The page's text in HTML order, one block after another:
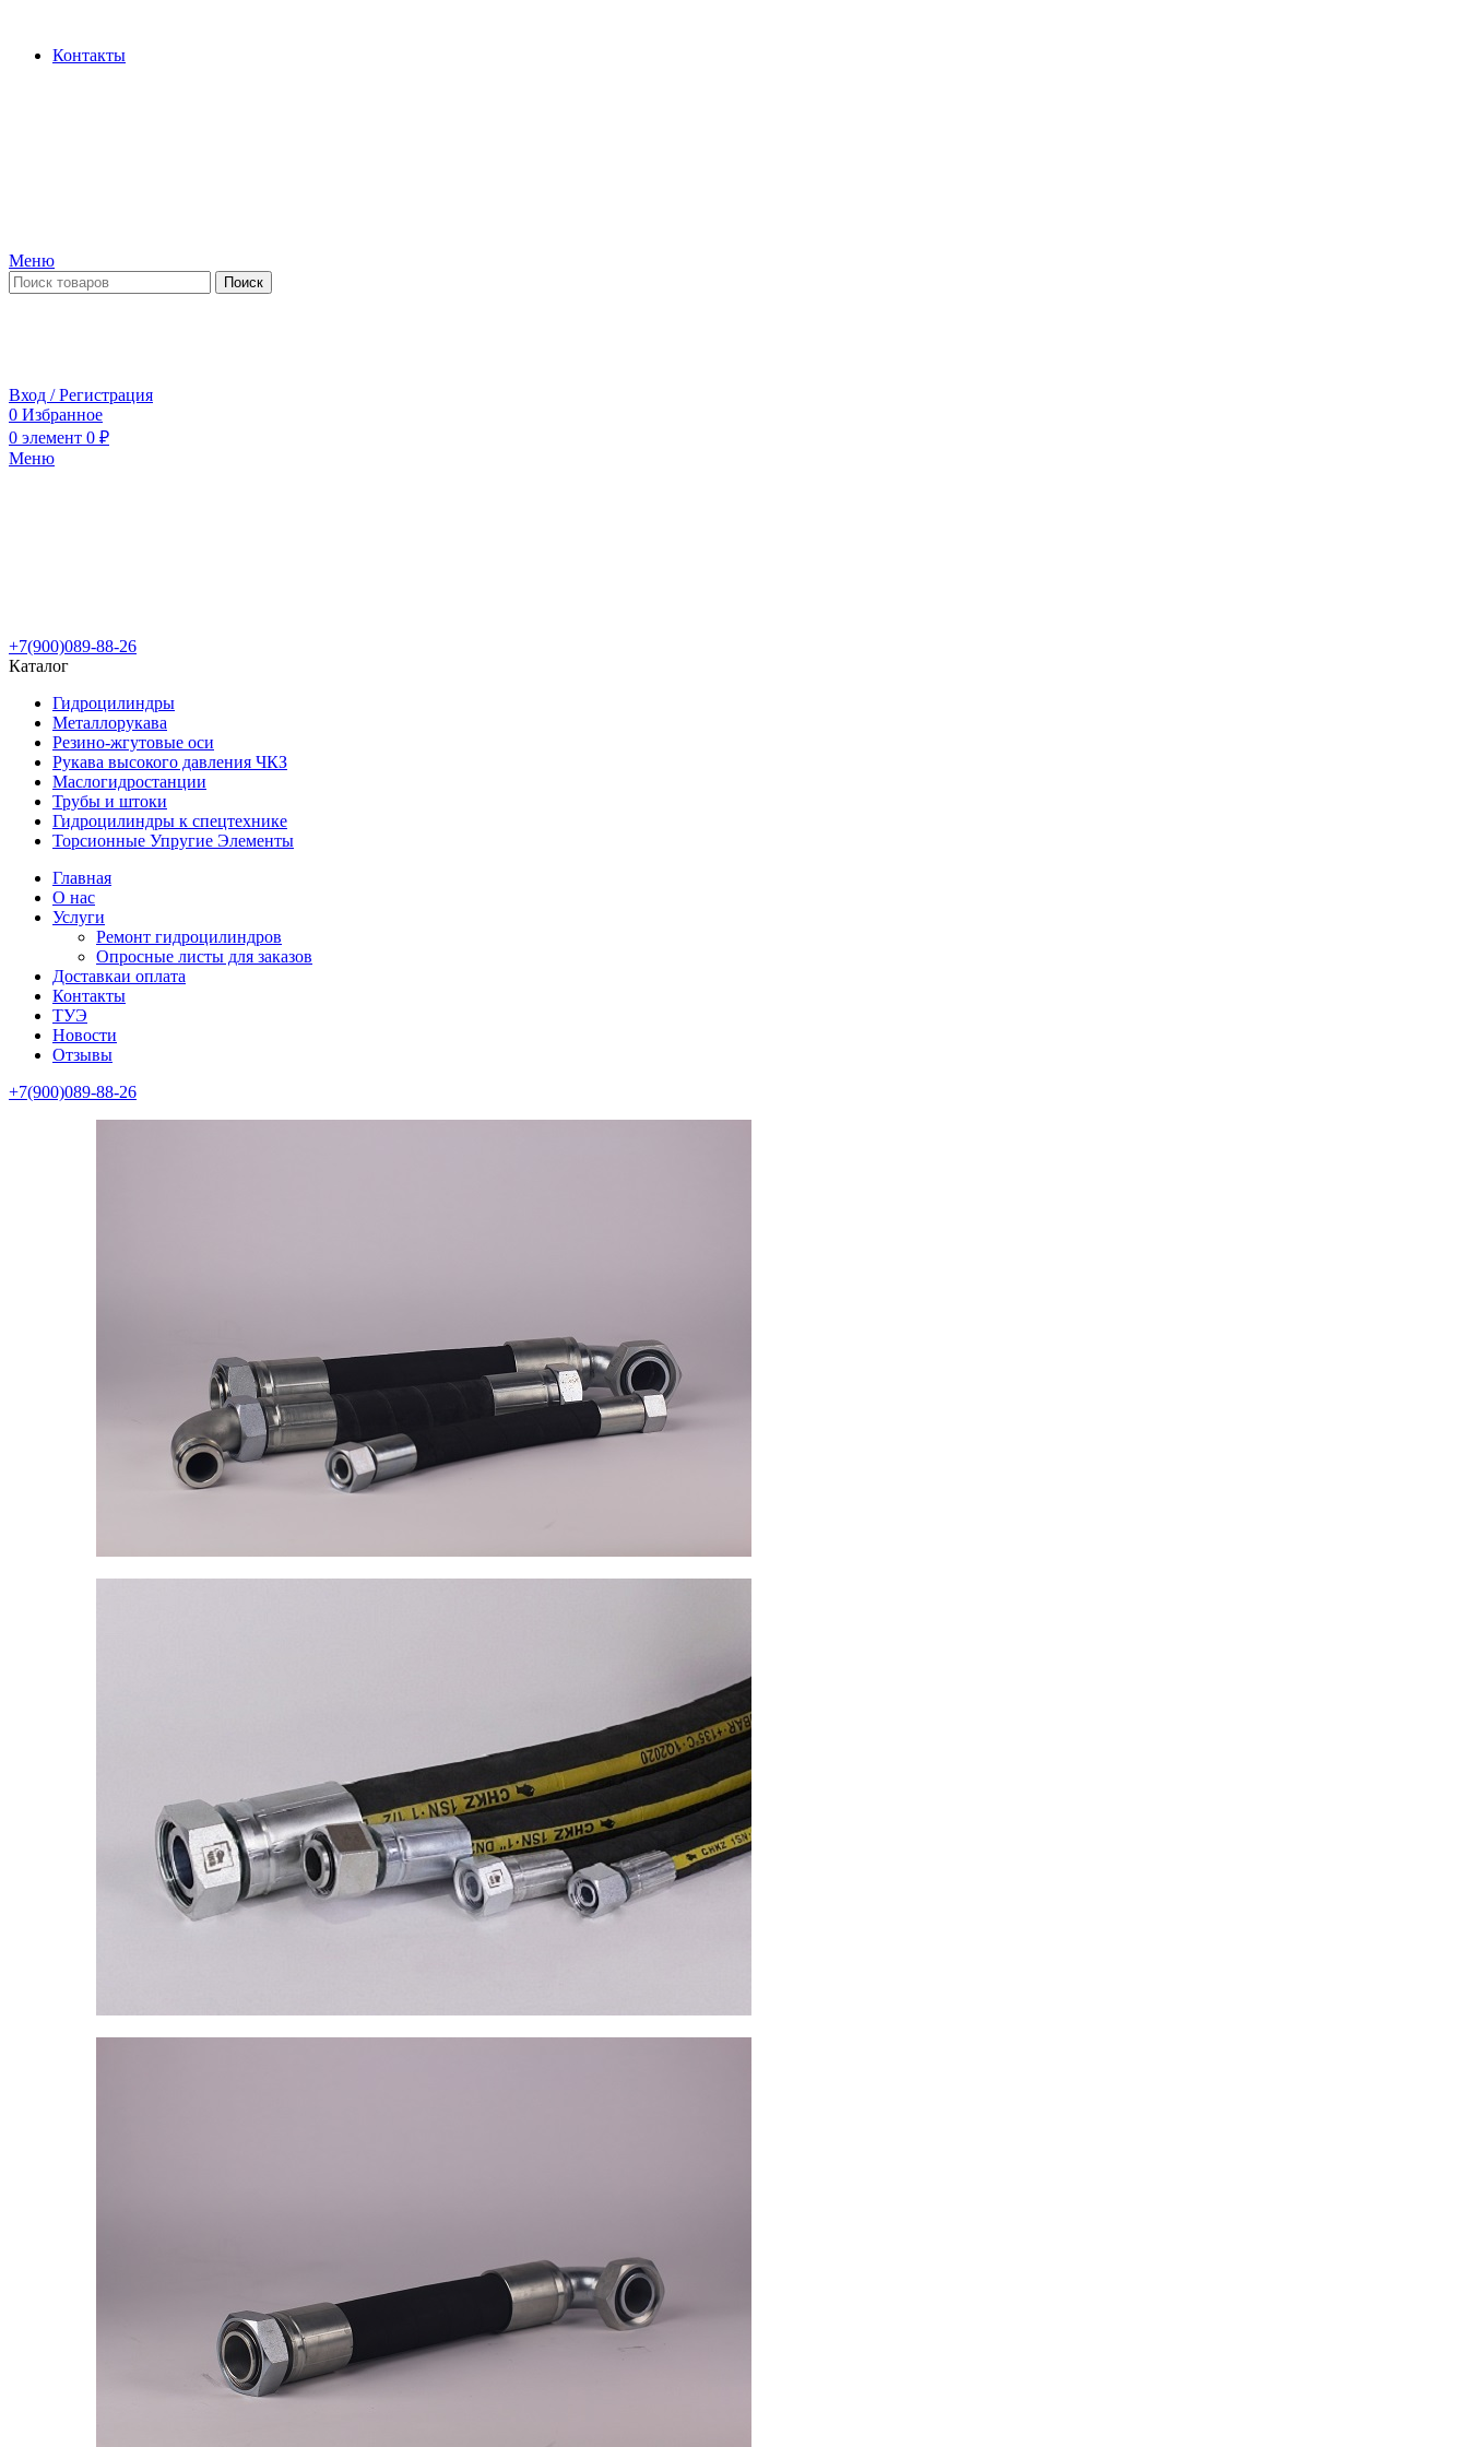
Контакты
Меню
Поиск
Вход / Регистрация
0 Избранное
0 элемент 0 ₽
Меню
+7(900)089-88-26
Каталог
Гидроцилиндры
Металлорукава
Резино-жгутовые оси
Рукава высокого давления ЧКЗ
Маслогидростанции
Трубы и штоки
Гидроцилиндры к спецтехнике
Торсионные Упругие Элементы
Главная
О нас
Услуги
Ремонт гидроцилиндров
Опросные листы для заказов
Доставкаи оплата
Контакты
ТУЭ
Новости
Отзывы
+7(900)089-88-26